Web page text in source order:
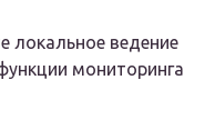
локальное ведение
мониторинга